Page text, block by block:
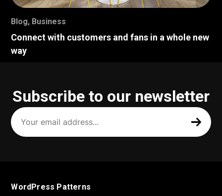
Blog, Business
Connect with customers and fans in a whole new
way
Subscribe to our newsletter
Your
email
address
(Required)
WordPress Patterns